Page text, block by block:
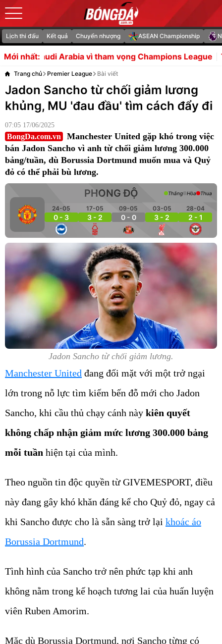
Lịch thi đấu Kết quả Chuyển nhượng ASEAN Championship
Mới nhất:
vì tham vọng Champions League Thắng 3/4 trận,
Trang chủ Premier League Bài viết
Jadon Sancho từ chối giảm lương
khủng, MU 'đau đầu' tìm cách đẩy đi
07:05 17/06/2025
BongDa.com.vn
Manchester United gặp khó trong việc
bán Jadon Sancho vì anh từ chối giảm lương 300.000
bảng/tuần, dù Borussia Dortmund muốn mua và Quỷ
đỏ có thể phải bù lương.
PHONG ĐỘ
24-05
0 - 3
17-05
3 - 2
09-05
0 - 0
03-05
3 - 2
28-04
2 - 1
Thắng Hòa Thua
Jadon Sancho từ chối giảm lương.
Manchester United đang đối mặt với một trở ngại
lớn trong nỗ lực tìm kiếm bến đỗ mới cho Jadon
Sancho, khi cầu thủ chạy cánh này kiên quyết
không chấp nhận giảm mức lương 300.000 bảng
mỗi tuần hiện tại của mình.
Theo nguồn tin độc quyền từ GIVEMESPORT, điều
này đang gây khó khăn đáng kể cho Quỷ đỏ, ngay cả
khi Sancho được cho là sẵn sàng trở lại khoác áo
Borussia Dortmund.
Tình hình của Sancho trở nên phức tạp khi anh
không nằm trong kế hoạch tương lai của huấn luyện
viên Ruben Amorim.
Mặc dù Borussia Dortmund, nơi Sancho từng có